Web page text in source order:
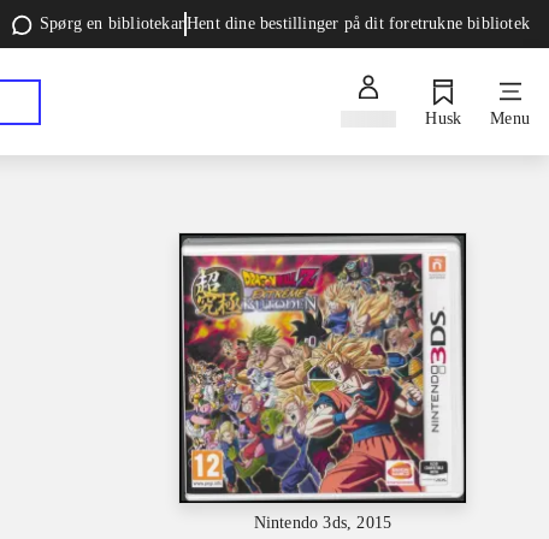
Spørg en bibliotekarHent dine bestillinger på dit foretrukne bibliotek
Husk Menu
Nintendo 3ds, 2015